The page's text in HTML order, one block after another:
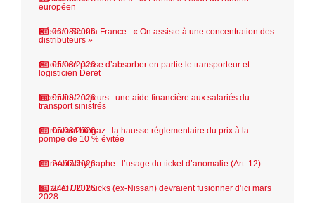
européen
06/08/2026
Réseau Scania France : « On assiste à une concentration des
distributeurs »
05/08/2026
Geodis en passe d’absorber en partie le transporteur et
logisticien Deret
05/08/2026
Incendies majeurs : une aide financière aux salariés du
transport sinistrés
05/08/2026
Carburant biogaz : la hausse réglementaire du prix à la
pompe de 10 % évitée
24/07/2026
Chronotachygraphe : l’usage du ticket d’anomalie (Art. 12)
24/07/2026
Isuzu et UD Trucks (ex-Nissan) devraient fusionner d’ici mars
2028